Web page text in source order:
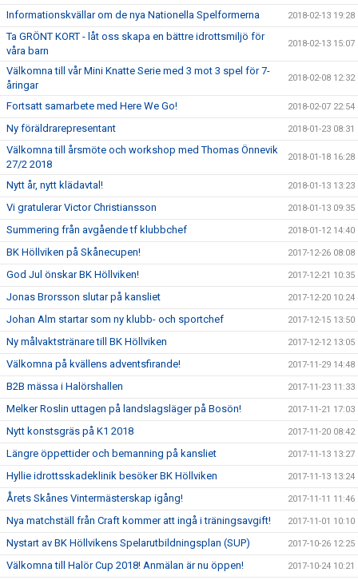
Informationskvällar om de nya Nationella Spelformerna 2018-02-13 19:28
Ta GRÖNT KORT - låt oss skapa en bättre idrottsmiljö för
våra barn
2018-02-13 15:07
Välkomna till vår Mini Knatte Serie med 3 mot 3 spel för 7-
åringar
2018-02-08 12:32
Fortsatt samarbete med Here We Go! 2018-02-07 22:54
Ny föräldrarepresentant 2018-01-23 08:31
Välkomna till årsmöte och workshop med Thomas Önnevik
27/2 2018
2018-01-18 16:28
Nytt år, nytt klädavtal! 2018-01-13 13:23
Vi gratulerar Victor Christiansson 2018-01-13 09:35
Summering från avgående tf klubbchef 2018-01-12 14:40
BK Höllviken på Skånecupen! 2017-12-26 08:08
God Jul önskar BK Höllviken! 2017-12-21 10:35
Jonas Brorsson slutar på kansliet 2017-12-20 10:24
Johan Alm startar som ny klubb- och sportchef 2017-12-15 13:50
Ny målvaktstränare till BK Höllviken 2017-12-12 13:05
Välkomna på kvällens adventsfirande! 2017-11-29 14:48
B2B mässa i Halörshallen 2017-11-23 11:33
Melker Roslin uttagen på landslagsläger på Bosön! 2017-11-21 17:03
Nytt konstsgräs på K1 2018 2017-11-20 08:42
Längre öppettider och bemanning på kansliet 2017-11-13 13:27
Hyllie idrottsskadeklinik besöker BK Höllviken 2017-11-13 13:24
Årets Skånes Vintermästerskap igång! 2017-11-11 11:46
Nya matchställ från Craft kommer att ingå i träningsavgift! 2017-11-01 10:10
Nystart av BK Höllvikens Spelarutbildningsplan (SUP) 2017-10-26 12:25
Välkomna till Halör Cup 2018! Anmälan är nu öppen! 2017-10-24 10:21